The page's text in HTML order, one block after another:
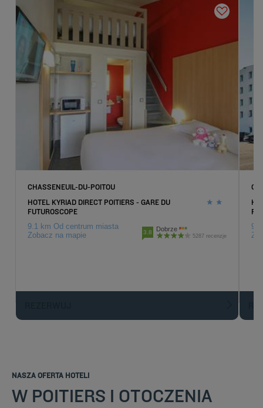
CHASSENEUIL-DU-POITOU
HOTEL KYRIAD DIRECT POITIERS - GARE DU
FUTUROSCOPE
9.1 km Od centrum miasta
Zobacz na mapie
3.8 Dobrze
5287 recenzje
NASZA OFERTA HOTELI
W POITIERS I OTOCZENIA